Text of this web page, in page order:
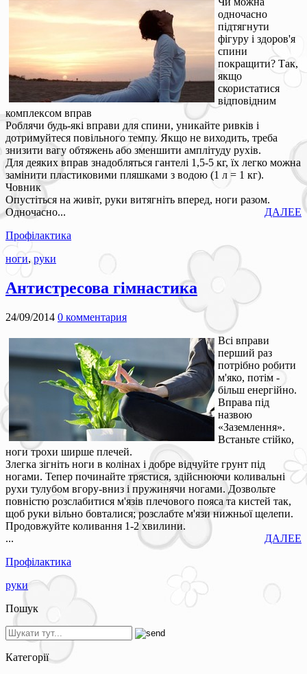
одночасно
підтягнути
фігуру і здоров'я
спини
покращити? Так,
якщо
скористатися
відповідним
комплексом вправ
Роблячи будь-які вправи для спини, уникайте ривків і
дотримуйтеся повільного темпу. Якщо не виходить, треба
знизити вагу обтяжень або зменшити амплітуду рухів.
Для деяких вправ знадобляться гантелі 1,5-5 кг, їх легко можна
замінити пластиковими пляшками з водою (1 л = 1 кг).
Човник
Опустіться на живіт, руки витягніть вперед, ноги разом.
Одночасно...
ДАЛЕЕ
Профілактика
ноги,руки
Антистресова гімнастика
24/09/2014 0 комментария
Всі вправи
перший раз
потрібно робити
м'яко, потім -
більш енергійно.
Вправа під
назвою
«Заземлення».
Встаньте стійко,
ноги трохи ширше плечей.
Злегка зігніть ноги в колінах і добре відчуйте грунт під
ногами. Тепер починайте трястися, здійснюючи коливальні
рухи тулубом вгору-вниз і пружинячи ногами. Дозвольте
повністю розслабитися м'язів плечового пояса та кистей так,
щоб руки вільно бовталися; розслабте м'язи нижньої щелепи.
Продовжуйте коливання 1-2 хвилини.
...
ДАЛЕЕ
Профілактика
руки
Пошук
Категорії